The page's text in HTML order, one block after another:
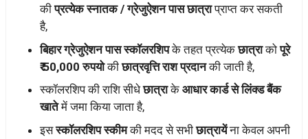
कीप्रत्येक स्नातक / ग्रेजुऐशन पास छात्राप्राप्त कर सकती
है,
बिहार ग्रेजुऐशन पास स्कॉलरशिपके तहत प्रत्येकछात्राकोपूरे
₹ 50,000 रुपयोकीछात्रवृत्ति राश प्रदानकी जाती है,
स्कॉलरशिप की राशि सीधेछात्राके आधार कार्ड से लिंक्ड बैंक
खातेमें जमा किया जाता है,
इसस्कॉलरशिप स्कीमकी मदद से सभीछात्रायेंना केवल अपनी